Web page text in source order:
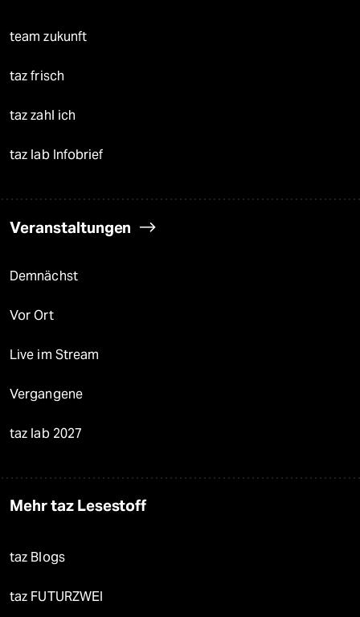
team zukunft
taz frisch
taz zahl ich
taz lab Infobrief
Veranstaltungen
Demnächst
Vor Ort
Live im Stream
Vergangene
taz lab 2027
Mehr taz Lesestoff
taz Blogs
taz FUTURZWEI